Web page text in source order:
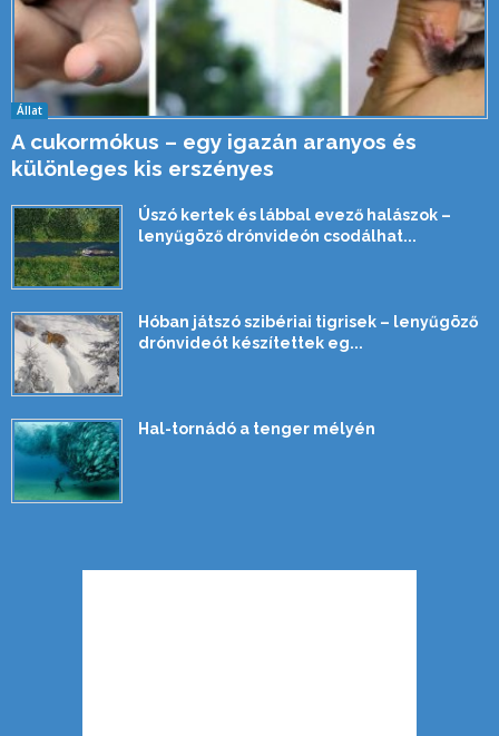
Állat
A cukormókus – egy igazán aranyos és
különleges kis erszényes
Úszó kertek és lábbal evező halászok –
lenyűgöző drónvideón csodálhat...
Hóban játszó szibériai tigrisek – lenyűgöző
drónvideót készítettek eg...
Hal-tornádó a tenger mélyén